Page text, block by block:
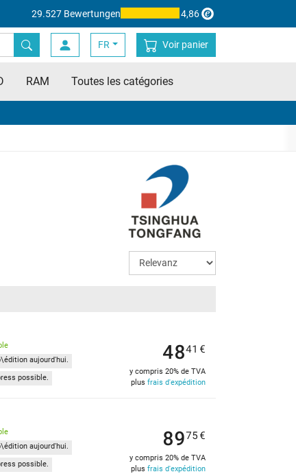
29.527 Bewertungen 4,86
FR Voir panier
RAM Toutes les catégories
aujourd'hui.
possible.
4841 €
y compris 20% de TVA
plus frais d'expédition
aujourd'hui.
possible.
8975 €
y compris 20% de TVA
plus frais d'expédition